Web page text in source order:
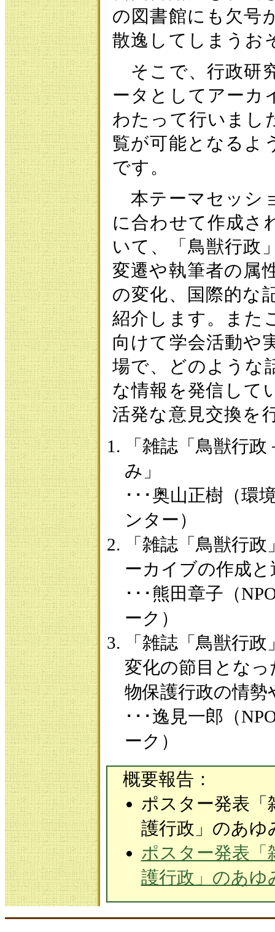
の図書館にも欠号
散逸してしまうお
そこで、行政研
ータとしてアーカ
わたって行いまし
覧が可能となるよ
です。
本テーマセッシ
に合わせて作成さ
いて、「鳥獣行政
変遷や執筆者の属
の変化、国際的な
紹介します。また
向けて学会活動や
場で、どのような
な情報を発信して
活発な意見交換を
「雑誌「鳥獣行
み」
･･･奥山正樹（環
ンター）
「雑誌「鳥獣行
ーカイブの作成
･･･熊田章子（
ーク）
「雑誌「鳥獣行
変化の節目とな
物保護行政の情勢
･･･逸見一郎（
ーク）
概要報告：
ポスター発表「
護行政」のあゆ
ポスター発表「
護行政」のあゆ